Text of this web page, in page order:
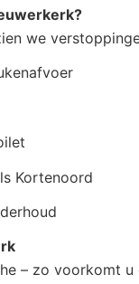
we
Kortenoord
– zo voorkomt